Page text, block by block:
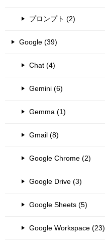
プロンプト (2)
Google (39)
Chat (4)
Gemini (6)
Gemma (1)
Gmail (8)
Google Chrome (2)
Google Drive (3)
Google Sheets (5)
Google Workspace (23)